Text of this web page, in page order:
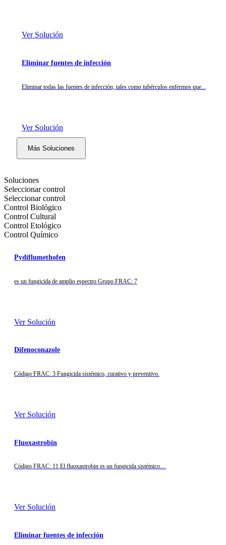
Ver Solución
Eliminar fuentes de infección
Eliminar todas las fuentes de infección, tales como tubérculos enfermos que...
Ver Solución
Más Soluciones
Soluciones
Seleccionar control
Seleccionar control
Control Biológico
Control Cultural
Control Etológico
Control Químico
Pydiflumethofen
es un fungicida de amplio espectro Grupo FRAC: 7
Ver Solución
Difenoconazole
Código FRAC: 3 Fungicida sistémico, curativo y preventivo.
Ver Solución
Fluoxastrobin
Código FRAC: 11 El fluoxastrobin es un fungicida sistémico....
Ver Solución
Eliminar fuentes de infección